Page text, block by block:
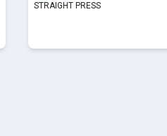
STRAIGHT PRESS